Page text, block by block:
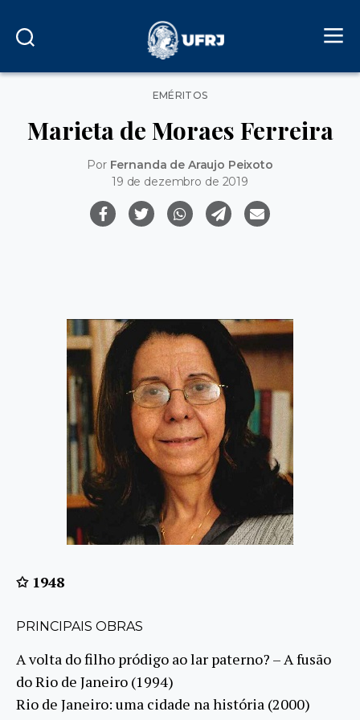
Categorias
EMÉRITOS
Marieta de Moraes Ferreira
Por Fernanda de Araujo Peixoto
19 de dezembro de 2019
✩ 1948
PRINCIPAIS OBRAS
A volta do filho pródigo ao lar paterno? – A fusão
do Rio de Janeiro (1994)
Rio de Janeiro: uma cidade na história (2000)